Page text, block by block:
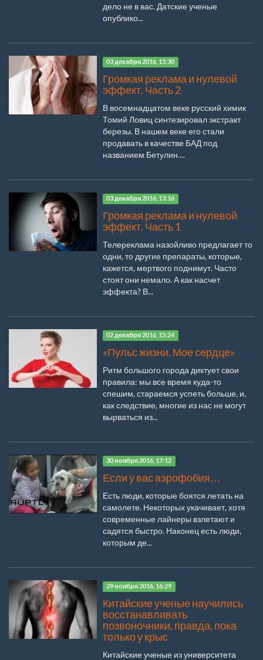
дело не в вас. Датские ученые
опублико...
03 декабря 2016, 15:30
Громкая реклама и нулевой
эффект. Часть 2
В восемнадцатом веке русский химик
Томий Ловиц синтезировал экстракт
березы. В нашем веке его стали
продавать в качестве БАД под
названием Бетулин....
03 декабря 2016, 13:16
Громкая реклама и нулевой
эффект. Часть 1
Телереклама назойливо предлагает то
одни, то другие препараты, которые,
кажется, мертвого поднимут. Часто
стоят они немало. А как насчет
эффекта? В...
02 декабря 2016, 15:24
«Пульс жизни. Мое сердце»
Ритм большого города диктует свои
правила: мы все время куда-то
спешим, стараемся успеть больше, и,
как следствие, многие из нас не могут
вырваться из...
30 ноября 2016, 17:12
Если у вас аэрофобия…
Есть люди, которые боятся летать на
самолете. Некоторых укачивает, хотя
современные лайнеры взлетают и
садятся быстро. Наконец есть люди,
которым де...
29 ноября 2016, 16:29
Китайские ученые научились
восстанавливать
позвоночники, правда, пока
только у крыс
Китайские ученые из университета